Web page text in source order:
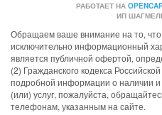
РАБОТАЕТ НА
ИП
Обращаем ваше внимание на то,
исключительно информационный
является публичной офертой,
(2) Гражданского кодекса
подробной информации о наличии и
(или) услуг, пожалуйста,
телефонам, указанным на сайте.